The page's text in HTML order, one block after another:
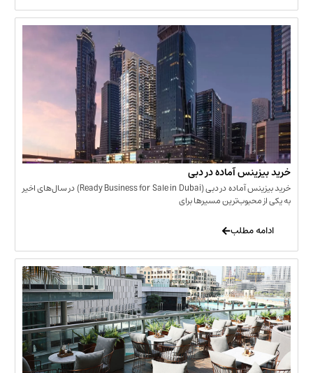
آماده در دبی
خرید بیزینس آماده در دبی (Ready Business for Sale in Dubai) در سال‌های اخیر
مسیرها برای